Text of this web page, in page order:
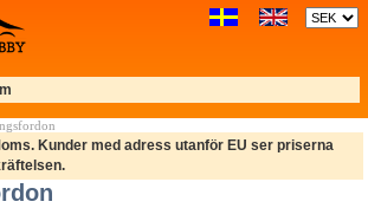
Kunder med adress utanför EU ser priserna